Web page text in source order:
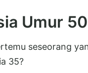
Umur
seseorang
35?